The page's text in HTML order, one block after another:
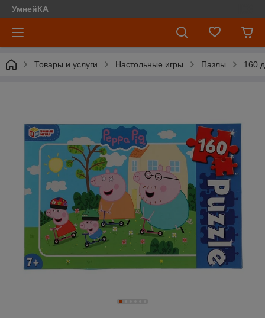
УмнейКА
Товары и услуги Настольные игры Пазлы 160